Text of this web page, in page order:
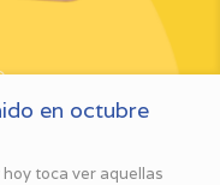
en octubre
toca ver aquellas